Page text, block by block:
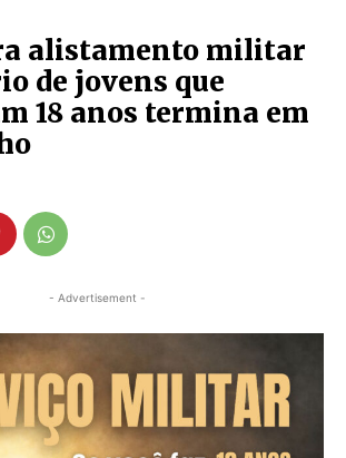
alistamento militar
de jovens que
18 anos termina em
- Advertisement -